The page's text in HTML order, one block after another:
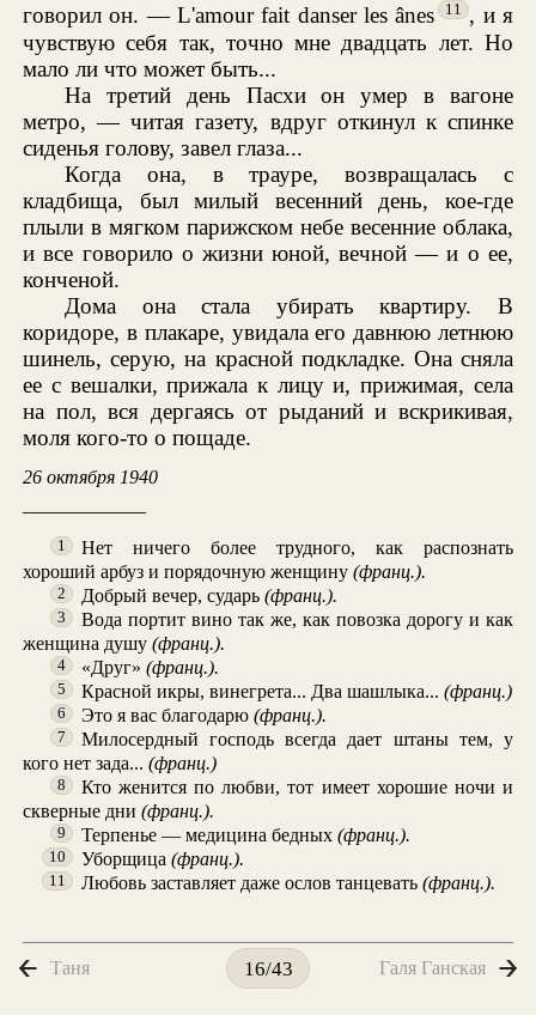
говорил он. — L'amour fait danser les ânes
11 , и я
чувствую себя так, точно мне двадцать лет. Но
мало ли что может быть...
На третий день Пасхи он умер в вагоне
метро, — читая газету, вдруг откинул к спинке
сиденья голову, завел глаза...
Когда она, в трауре, возвращалась с
кладбища, был милый весенний день, кое-где
плыли в мягком парижском небе весенние облака,
и все говорило о жизни юной, вечной — и о ее,
конченой.
Дома она стала убирать квартиру. В
коридоре, в плакаре, увидала его давнюю летнюю
шинель, серую, на красной подкладке. Она сняла
ее с вешалки, прижала к лицу и, прижимая, села
на пол, вся дергаясь от рыданий и вскрикивая,
моля кого-то о пощаде.
26 октября 1940
1
Нет ничего более трудного, как распознать
хороший арбуз и порядочную женщину(франц.).
2 Добрый вечер, сударь(франц.).
3
Вода портит вино так же, как повозка дорогу и как
женщина душу(франц.).
4 «Друг»(франц.).
5 Красной икры, винегрета... Два шашлыка...(франц.)
6 Это я вас благодарю(франц.).
7
Милосердный господь всегда дает штаны тем, у
кого нет зада...(франц.)
8
Кто женится по любви, тот имеет хорошие ночи и
скверные дни(франц.).
9 Терпенье — медицина бедных(франц.).
10 Уборщица(франц.).
11 Любовь заставляет даже ослов танцевать(франц.).
Таня 16/43 Галя Ганская